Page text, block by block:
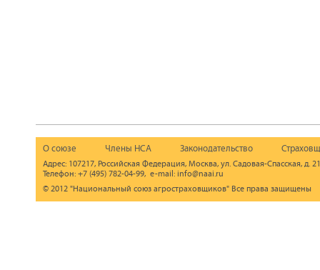
О союзе Члены НСА Законодательство
Адрес: 107217, Российская Федерация, Москва, ул. Садовая-Спасская, д.
Телефон: +7 (495) 782-04-99, e-mail: info@naai.ru
© 2012 "Национальный союз агростраховщиков" Все права защищены